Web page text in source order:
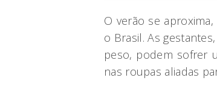
O verão se
o Brasil. As
peso, podem sofrer
nas roupas aliadas